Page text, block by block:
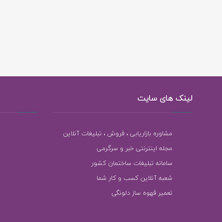
لینک های سایت
مشاوره بازاریابی ، فروش ، تبلیغات آنلاین
مجله اینترنتی خبر و سرگرمی
سامانه تبلیغات ساختمان کشور
شعبه آنلاین کسب و کار شما
تعمیر قهوه ساز دلونگی